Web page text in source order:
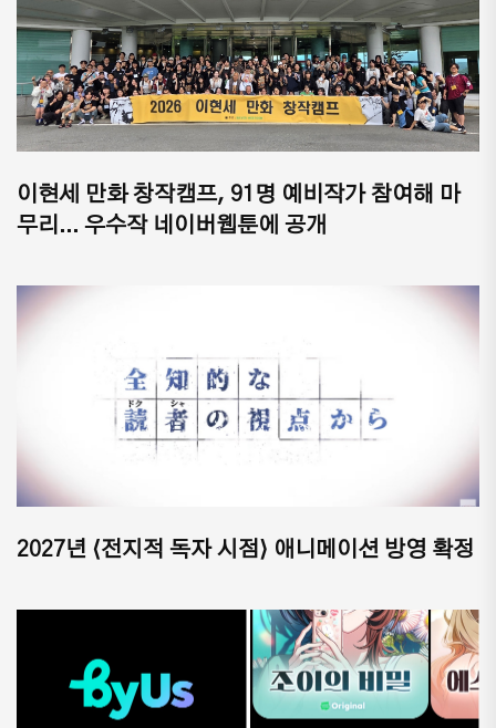
이현세 만화 창작캠프, 91명 예비작가 참여해 마
무리... 우수작 네이버웹툰에 공개
2027년 ⟨전지적 독자 시점⟩ 애니메이션 방영 확정